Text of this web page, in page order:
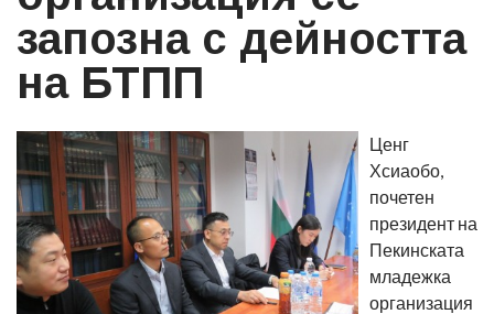
запозна с дейността
на БТПП
Ценг
Хсиаобо,
почетен
президент на
Пекинската
младежка
организация